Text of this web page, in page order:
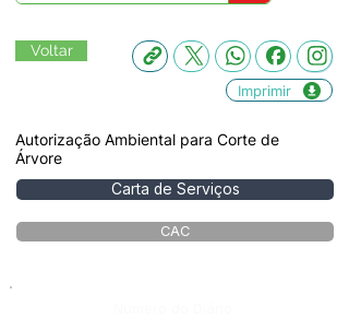
Voltar
Imprimir
Autorização Ambiental para Corte de
Árvore
Carta de Serviços
CAC